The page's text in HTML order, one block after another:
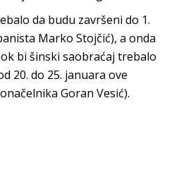
da budu završeni do 1.
Marko Stojčić), a onda
bi šinski saobraćaj trebalo
20. do 25. januara ove
Goran Vesić).